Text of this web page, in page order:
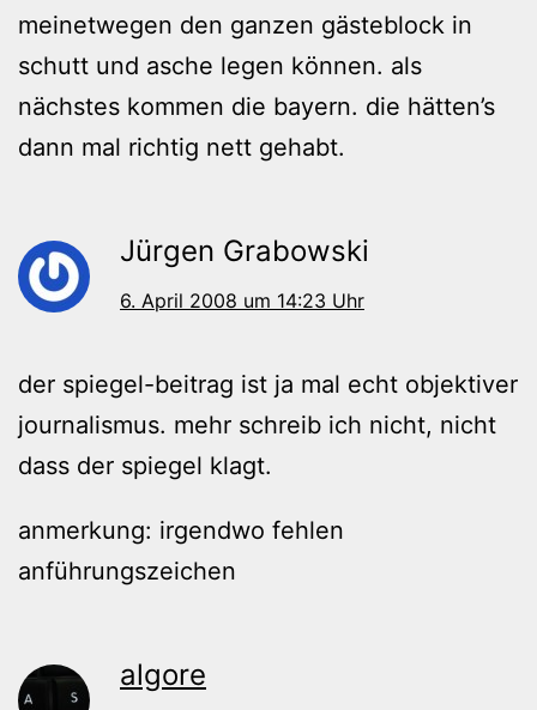
meinetwegen den ganzen gästeblock in
schutt und asche legen können. als
nächstes kommen die bayern. die hätten’s
dann mal richtig nett gehabt.
Jürgen Grabowski
6. April 2008 um 14:23 Uhr
der spiegel-beitrag ist ja mal echt objektiver
journalismus. mehr schreib ich nicht, nicht
dass der spiegel klagt.
anmerkung: irgendwo fehlen
anführungszeichen
algore